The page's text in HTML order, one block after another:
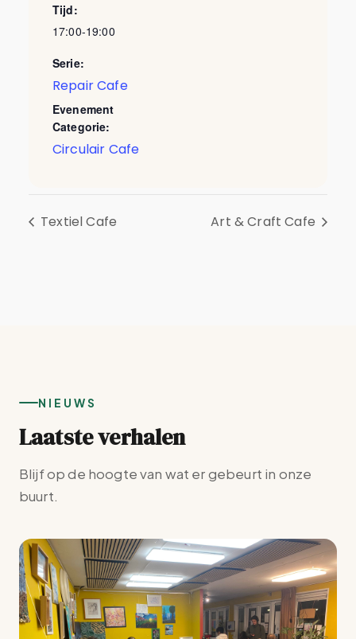
Tijd:
17:00-19:00
Serie:
Repair Cafe
Evenement
Categorie:
Circulair Cafe
Textiel Cafe Art & Craft Cafe
NIEUWS
Laatste verhalen
Blijf op de hoogte van wat er gebeurt in onze
buurt.